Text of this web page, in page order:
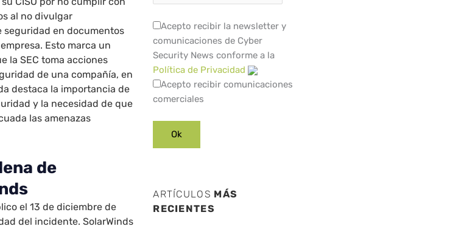
al no divulgar
seguridad en documentos
Esto marca un
la SEC toma acciones
de una compañía, en
destaca la importancia de
y la necesidad de que
las amenazas
de
el 13 de diciembre de
del incidente. SolarWinds
Acepto recibir la newsletter y
comunicaciones de Cyber
Security News conforme a la
Política de Privacidad
Acepto recibir comunicaciones
comerciales
ARTÍCULOS MÁS
RECIENTES